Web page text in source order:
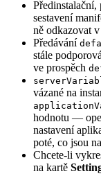
Předinstalační,
sestavení
ně odkazovat v
Předávání
stále
ve prospěch
vázané na
hodnotu —
nastavení
poté, co jsou
Chcete-li
na kartě